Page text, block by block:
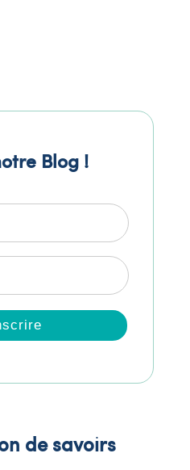
Blog !
de savoirs